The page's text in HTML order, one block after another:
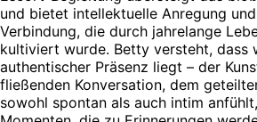
und bietet intellektuelle Anregung
Verbindung, die durch jahrelange
kultiviert wurde. Betty versteht, dass
authentischer Präsenz liegt – der
fließenden Konversation, dem
sowohl spontan als auch intim